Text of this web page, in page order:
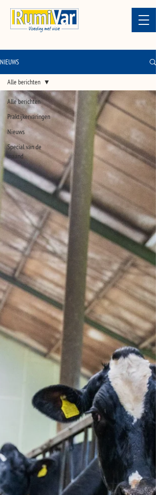
NIEUWS
Alle berichten
Praktijkervaringen
Nieuws
Special van de
maand
Alle berichten